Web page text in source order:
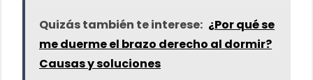
Quizás también te interese: ¿Por qué se
me duerme el brazo derecho al dormir?
Causas y soluciones